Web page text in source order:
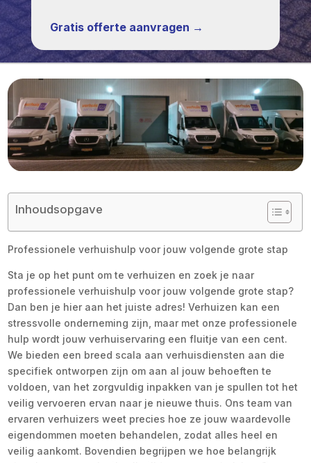
Gratis offerte aanvragen →
Inhoudsopgave
Professionele verhuishulp voor jouw volgende grote stap
Sta je op het punt om te verhuizen en zoek je naar
professionele verhuishulp voor jouw volgende grote stap?
Dan ben je hier aan het juiste adres! Verhuizen kan een
stressvolle onderneming zijn, maar met onze professionele
hulp wordt jouw verhuiservaring een fluitje van een cent.
We bieden een breed scala aan verhuisdiensten aan die
specifiek ontworpen zijn om aan al jouw behoeften te
voldoen, van het zorgvuldig inpakken van je spullen tot het
veilig vervoeren ervan naar je nieuwe thuis. Ons team van
ervaren verhuizers weet precies hoe ze jouw waardevolle
eigendommen moeten behandelen, zodat alles heel en
veilig aankomt. Bovendien begrijpen we hoe belangrijk